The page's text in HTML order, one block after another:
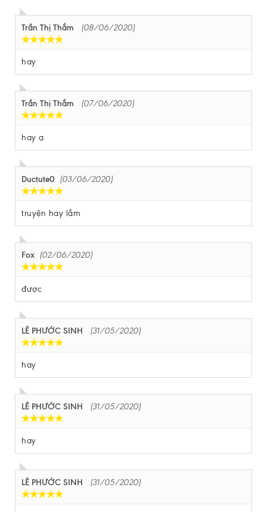
Trần Thị Thắm (08/06/2020)
hay
Trần Thị Thắm (07/06/2020)
hay ạ
Ductute0 (03/06/2020)
truyện hay lắm
Fox (02/06/2020)
được
LÊ PHƯỚC SINH (31/05/2020)
hay
LÊ PHƯỚC SINH (31/05/2020)
hay
LÊ PHƯỚC SINH (31/05/2020)